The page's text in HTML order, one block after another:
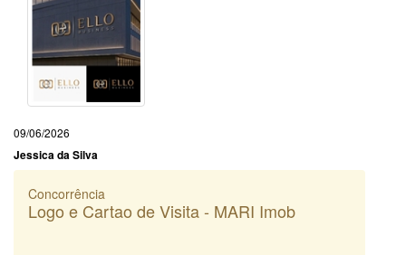
09/06/2026
Jessica da Silva
Concorrência
Logo e Cartao de Visita - MARI Imob